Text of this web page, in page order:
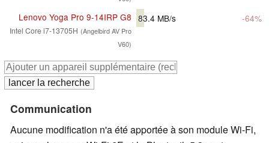
Lenovo Yoga Pro 9-14IRP G8
Intel Core i7-13705H (Angelbird AV Pro
V60)
83.4 MB/s -64%
Communication
Aucune modification n'a été apportée à son module Wi-Fi,